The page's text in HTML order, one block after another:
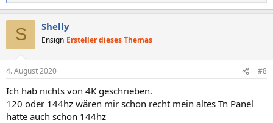
e
e
:
S Shelly
Ensign Ersteller dieses Themas
4. August 2020 #8
Ich hab nichts von 4K geschrieben.
120 oder 144hz wären mir schon recht mein altes Tn Panel
hatte auch schon 144hz